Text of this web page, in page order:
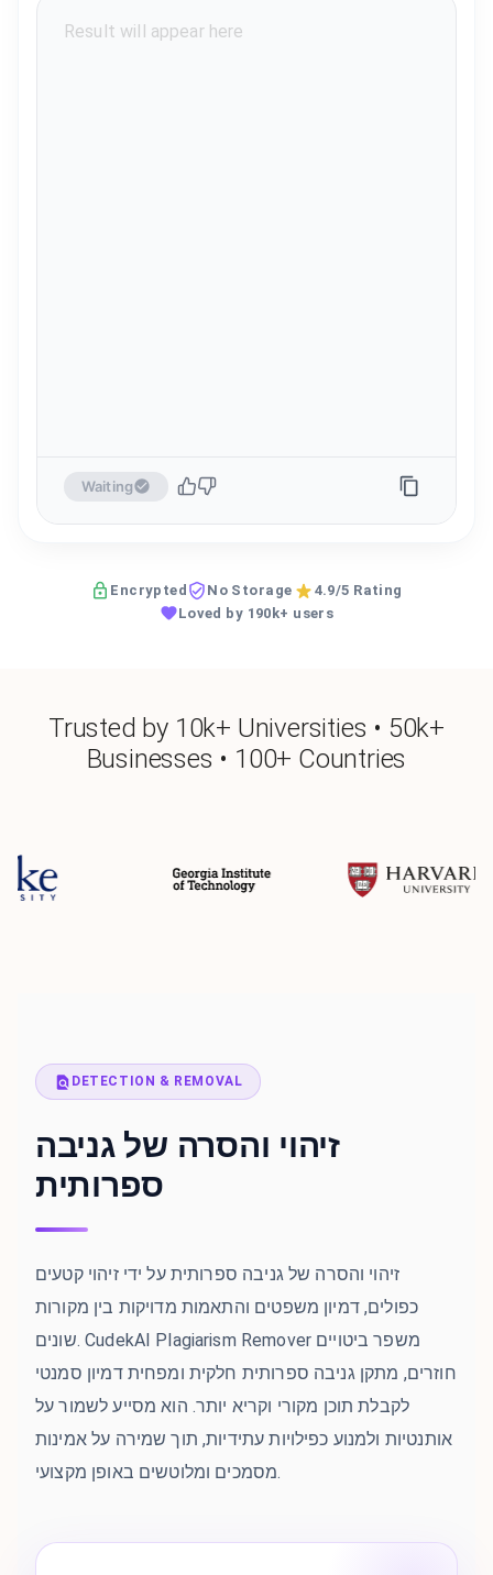
Waiting
Encrypted No Storage
4.9/5 Rating
Loved by 190k+ users
Trusted by 10k+ Universities • 50k+
Businesses • 100+ Countries
DETECTION & REMOVAL
זיהוי והסרה של גניבה
ספרותית
זיהוי והסרה של גניבה ספרותית על ידי זיהוי קטעים
כפולים, דמיון משפטים והתאמות מדויקות בין מקורות
שונים. CudekAI Plagiarism Remover משפר ביטויים
חוזרים, מתקן גניבה ספרותית חלקית ומפחית דמיון סמנטי
לקבלת תוכן מקורי וקריא יותר. הוא מסייע לשמור על
אותנטיות ולמנוע כפילויות עתידיות, תוך שמירה על אמינות
מסמכים ומלוטשים באופן מקצועי.